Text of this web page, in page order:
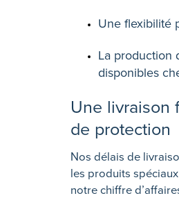
Une flexibilité
La production
disponibles
Une livraison
de protection
Nos délais de
les produits
notre chiffre